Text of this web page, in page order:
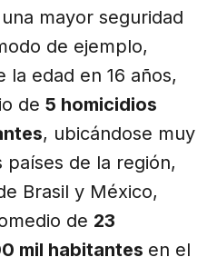
mayor seguridad
de ejemplo,
la edad en 16 años,
de 5 homicidios
, ubicándose muy
de la región,
Brasil y México,
de 23
mil habitantes en el